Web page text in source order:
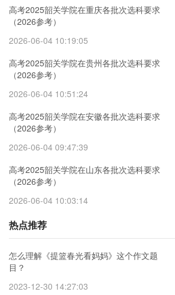
高考2025韶关学院在重庆各批次选科要求
（2026参考）
2026-06-04 10:19:05
高考2025韶关学院在贵州各批次选科要求
（2026参考）
2026-06-04 10:51:24
高考2025韶关学院在安徽各批次选科要求
（2026参考）
2026-06-04 09:47:39
高考2025韶关学院在山东各批次选科要求
（2026参考）
2026-06-04 10:03:14
热点推荐
怎么理解《提篮春光看妈妈》这个作文题
目？
2023-12-30 14:27:03